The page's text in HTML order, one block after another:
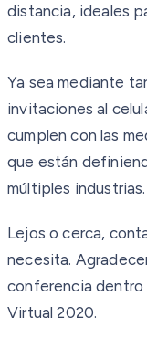
distancia, ideales
clientes.
Ya sea mediante
invitaciones al
cumplen con las
que están
múltiples industrias.
Lejos o cerca,
necesita.
conferencia dentro
Virtual 2020.